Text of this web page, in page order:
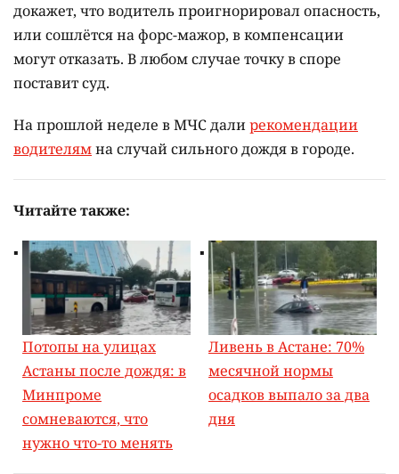
докажет, что водитель проигнорировал опасность,
или сошлётся на форс-мажор, в компенсации
могут отказать. В любом случае точку в споре
поставит суд.
На прошлой неделе в МЧС далирекомендации
водителямна случай сильного дождя в городе.
Читайте также:
Потопы на улицах
Астаны после дождя: в
Минпроме
сомневаются, что
нужно что-то менять
Ливень в Астане: 70%
месячной нормы
осадков выпало за два
дня